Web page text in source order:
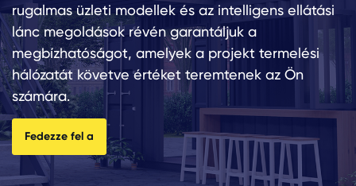
rugalmas üzleti modellek és az intelligens ellátási
lánc megoldások révén garantáljuk a
megbízhatóságot, amelyek a projekt termelési
hálózatát követve értéket teremtenek az Ön
számára.
Fedezze fel a